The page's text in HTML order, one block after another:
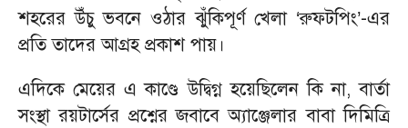
শহরের উঁচু ভবনে ওঠার ঝুঁকিপূর্ণ খেলা ‘রুফটপিং’-এর
প্রতি তাদের আগ্রহ প্রকাশ পায়।
এদিকে মেয়ের এ কাণ্ডে উদ্বিগ্ন হয়েছিলেন কি না, বার্তা
সংস্থা রয়টার্সের প্রশ্নের জবাবে অ্যাঞ্জেলার বাবা দিমিত্রি